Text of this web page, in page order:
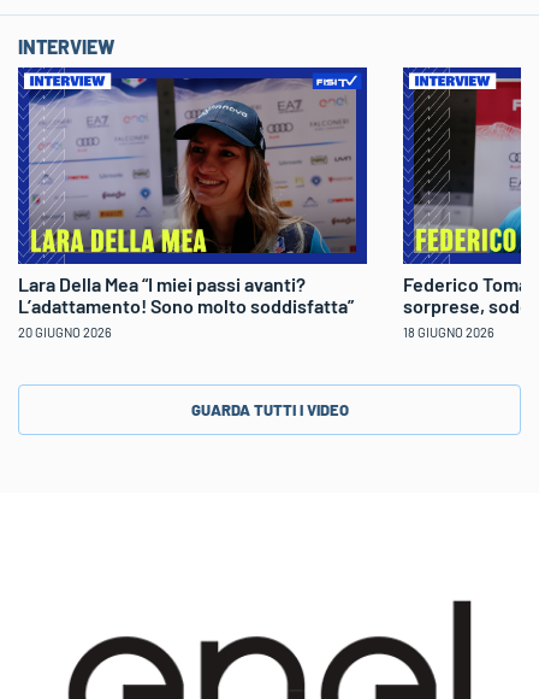
INTERVIEW
Lara Della Mea “I miei passi avanti?
L’adattamento! Sono molto soddisfatta”
20 GIUGNO 2026
Federico
sorprese,
18 GIUGNO 2026
GUARDA TUTTI I VIDEO